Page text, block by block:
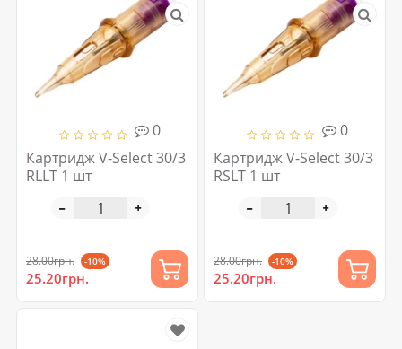
0
Картридж V-Select 30/3
RLLT 1 шт
28.00грн. -10%
25.20грн.
0
Картридж V-Select 30/3
RSLT 1 шт
28.00грн. -10%
25.20грн.